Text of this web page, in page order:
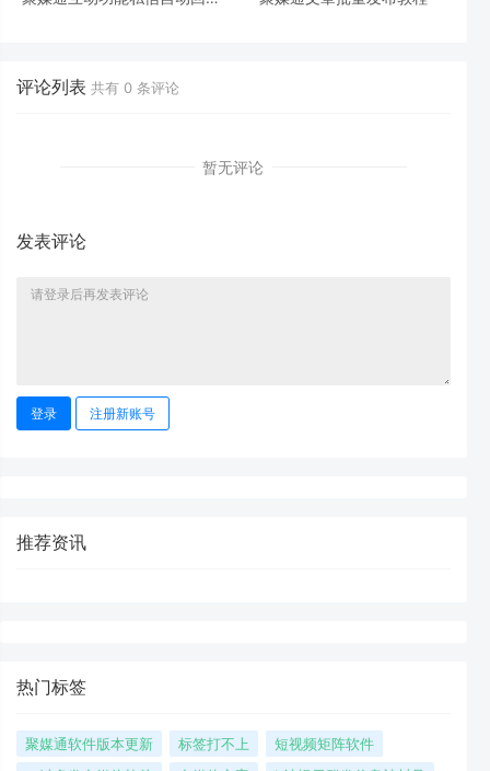
评论列表 共有 0 条评论
暂无评论
发表评论
登录 注册新账号
推荐资讯
热门标签
聚媒通软件版本更新 标签打不上
短视频矩阵软件